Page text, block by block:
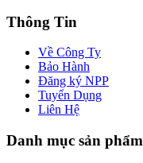
Thông Tin
Về Công Ty
Bảo Hành
Đăng ký NPP
Tuyển Dụng
Liên Hệ
Danh mục sản phẩm